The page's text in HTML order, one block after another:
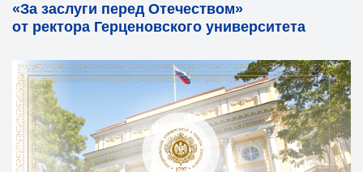
«За заслуги перед Отечеством»
от ректора Герценовского университета